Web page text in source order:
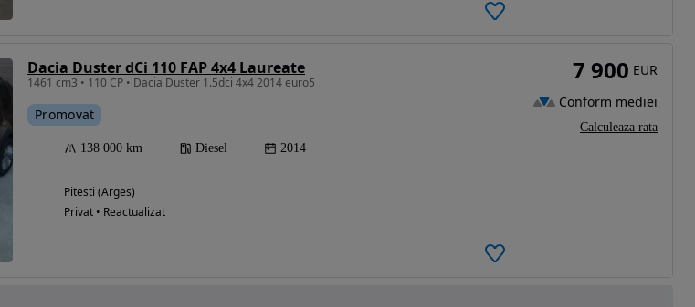
Dacia Duster dCi 110 FAP 4x4 Laureate
1461 cm3 • 110 CP • Dacia Duster 1.5dci 4x4 2014 euro5
Promovat
138 000 km Diesel 2014
Pitesti (Arges)
Privat • Reactualizat
7 900 EUR
Conform mediei
Calculeaza rata